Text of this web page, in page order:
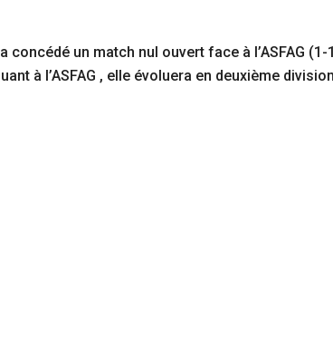
un match nul ouvert face à l’ASFAG
à l’ASFAG , elle évoluera en deuxième